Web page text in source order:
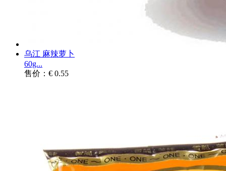
乌江 麻辣萝卜
60g...
售价：€ 0.55